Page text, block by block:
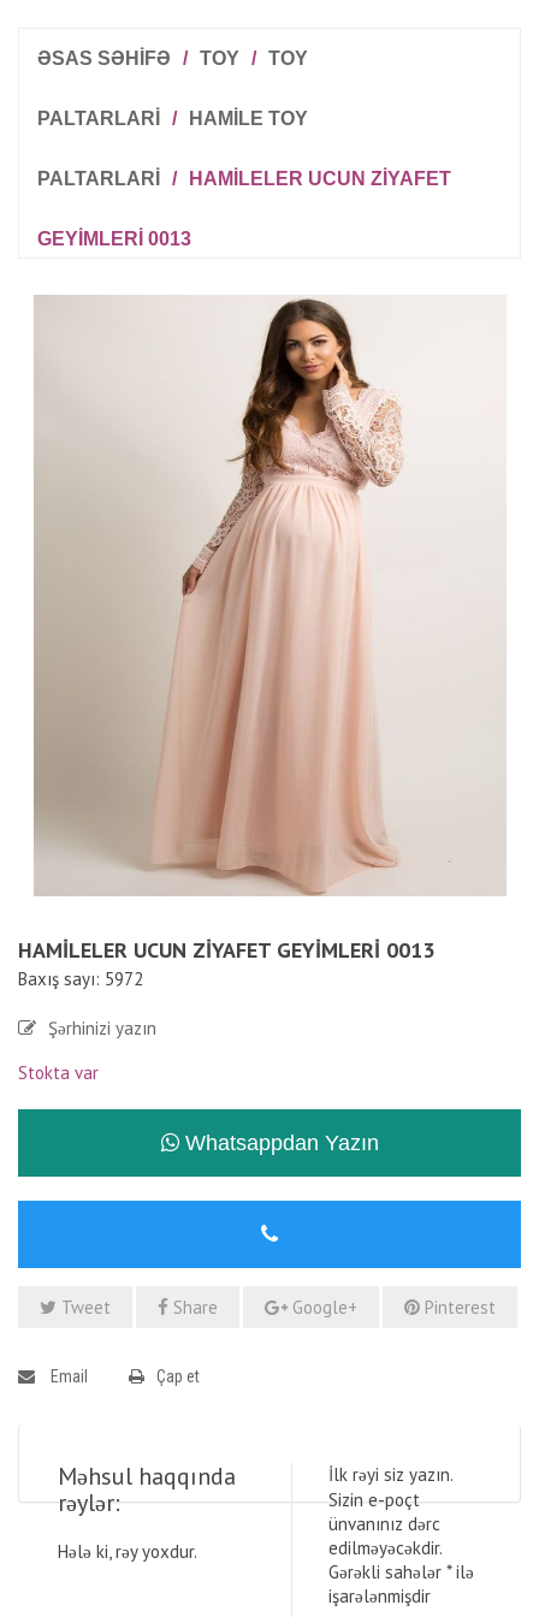
ƏSAS SƏHİFƏ / TOY / TOY
PALTARLARI / HAMILE TOY
PALTARLARI / HAMILELER UCUN ZIYAFET
GEYIMLERI 0013
HAMILELER UCUN ZIYAFET GEYIMLERI 0013
Baxış sayı: 5972
Şərhinizi yazın
Stokta var
Whatsappdan Yazın
Tweet Share Google+ Pinterest
Email Çap et
Məhsul haqqında
rəylər:
Hələ ki, rəy yoxdur.
İlk rəyi siz yazın.
Sizin e-poçt
ünvanınız dərc
edilməyəcəkdir.
Gərəkli sahələr *ilə
işarələnmişdir